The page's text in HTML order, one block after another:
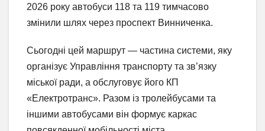
2026 року автобуси 118 та 119 тимчасово
змінили шлях через проспект Винниченка.
Сьогодні цей маршрут — частина системи, яку
організує Управління транспорту та зв’язку
міської ради, а обслуговує його КП
«Електротранс». Разом із тролейбусами та
іншими автобусами він формує каркас